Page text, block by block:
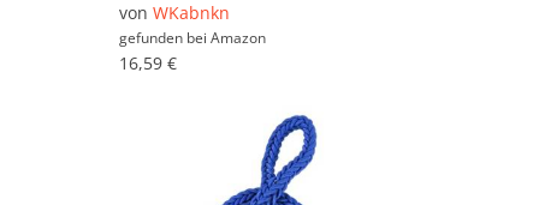
von WKabnkn
gefunden bei Amazon
16,59 €